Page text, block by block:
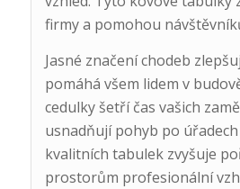
firmy a pomohou
Jasné značení chodeb
pomáhá všem lidem v
cedulky šetří čas vašich
usnadňují pohyb po
kvalitních tabulek zvyšuje
prostorům profesionální